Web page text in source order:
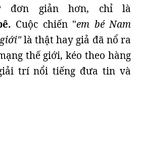
đơn giản hơn, chỉ là
Cuộc chiến "em bé Nam
là thật hay giả đã nổ ra
thế giới, kéo theo hàng
trí nổi tiếng đưa tin và